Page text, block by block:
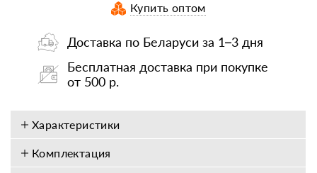
Купить оптом
Доставка по Беларуси за 1–3 дня
Бесплатная доставка при покупке
от 500 р.
Характеристики
Комплектация